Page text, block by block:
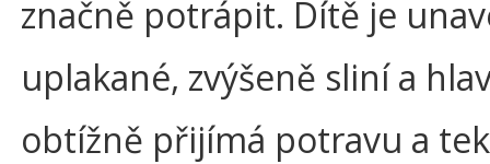
značně potrápit. Dítě je
uplakané, zvýšeně sliní a
obtížně přijímá potravu a